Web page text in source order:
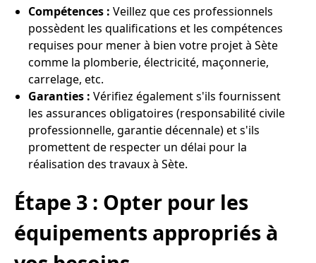
Compétences : Veillez que ces professionnels
possèdent les qualifications et les compétences
requises pour mener à bien votre projet à Sète
comme la plomberie, électricité, maçonnerie,
carrelage, etc.
Garanties : Vérifiez également s'ils fournissent
les assurances obligatoires (responsabilité civile
professionnelle, garantie décennale) et s'ils
promettent de respecter un délai pour la
réalisation des travaux à Sète.
Étape 3 : Opter pour les
équipements appropriés à